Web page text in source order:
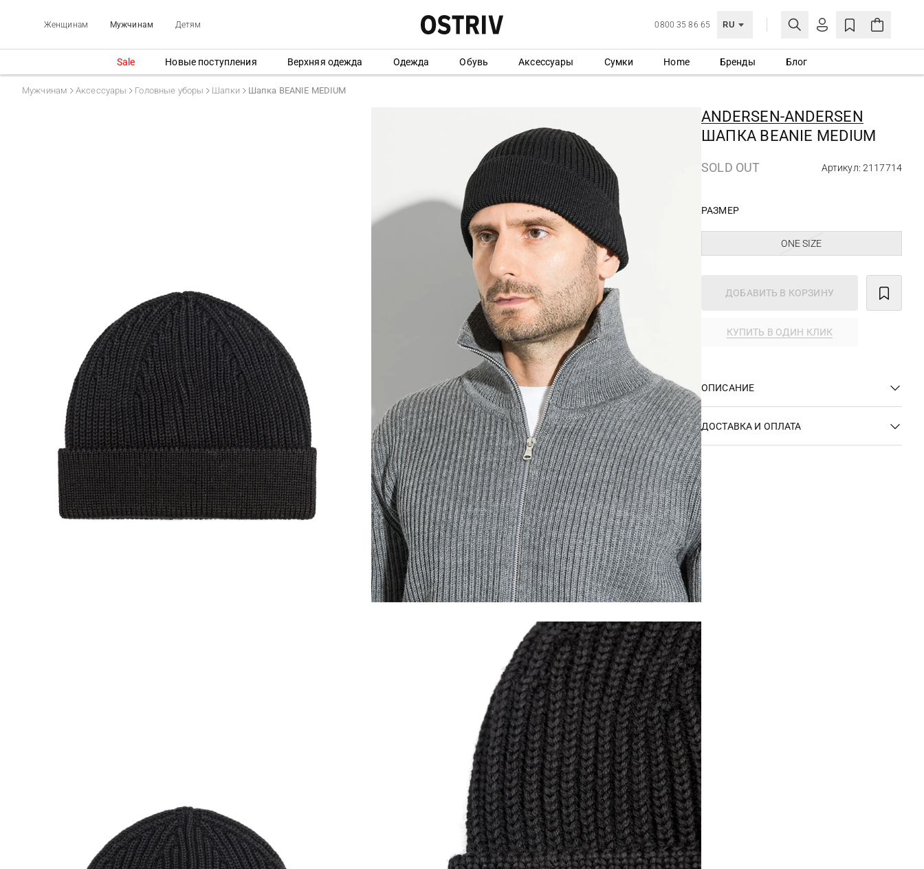
Женщинам Мужчинам Детям 0800 35 86 65 RU
ЛИЧНЫЙ КАБИНЕТ
Еще не зарегистрированы?
СОЗДАТЬ УЧЕТНУЮ ЗАПИСЬ
Sale Новые поступления Верхняя одежда Одежда Обувь Аксессуары Сумки Home Бренды Блог
Мужчинам Аксессуары Головные уборы Шапки Шапка BEANIE MEDIUM
ANDERSEN-ANDERSEN
ШАПКА BEANIE MEDIUM
SOLD OUT Артикул: 2117714
РАЗМЕР
ONE SIZE
ДОБАВИТЬ В КОРЗИНУ
КУПИТЬ В ОДИН КЛИК
ОПИСАНИЕ
ДОСТАВКА И ОПЛАТА